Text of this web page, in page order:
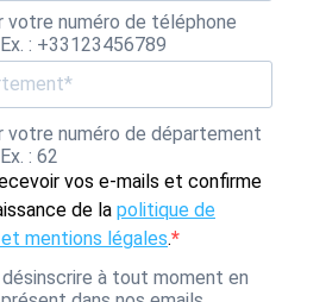
votre numéro de téléphone
: +33123456789
votre numéro de département
: 62
vos e-mails et confirme
de la politique de
mentions légales.
à tout moment en